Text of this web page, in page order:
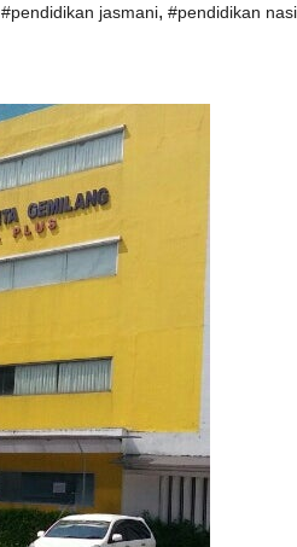
#pendidikan jasmani, #pendidikan